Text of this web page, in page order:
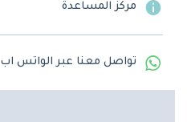
مركز المساعدة
تواصل معنا عبر الواتس اب